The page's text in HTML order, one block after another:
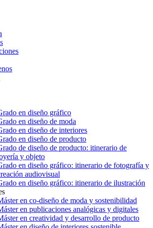
en diseño gráfico
en diseño de moda
en diseño de interiores
en diseño de producto
de diseño de producto: itinerario de
y objeto
en diseño gráfico: itinerario de fotografía y
audiovisual
en diseño gráfico: itinerario de ilustración
en co-diseño de moda y sostenibilidad
en publicaciones analógicas y digitales
en creatividad y desarrollo de producto